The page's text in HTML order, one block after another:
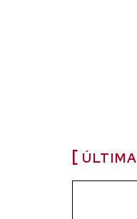
ÚLTIMA